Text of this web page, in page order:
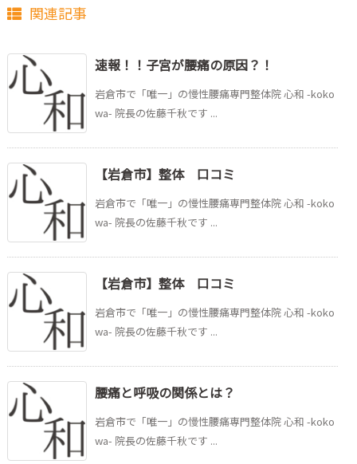
関連記事
速報！！子宮が腰痛の原因？！
岩倉市で「唯一」の慢性腰痛専門整体院 心和 -koko
wa- 院長の佐藤千秋です ...
【岩倉市】整体 口コミ
岩倉市で「唯一」の慢性腰痛専門整体院 心和 -koko
wa- 院長の佐藤千秋です ...
【岩倉市】整体 口コミ
岩倉市で「唯一」の慢性腰痛専門整体院 心和 -koko
wa- 院長の佐藤千秋です ...
腰痛と呼吸の関係とは？
岩倉市で「唯一」の慢性腰痛専門整体院 心和 -koko
wa- 院長の佐藤千秋です ...